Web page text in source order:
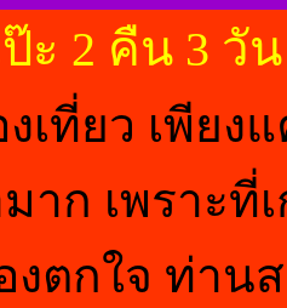
ะ 2 คืน 3 วัน
เที่ยว เพียง
าก เพราะที่
ตกใจ ท่าน